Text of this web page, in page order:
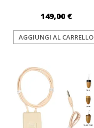
149,00 €
AGGIUNGI AL CARRELLO